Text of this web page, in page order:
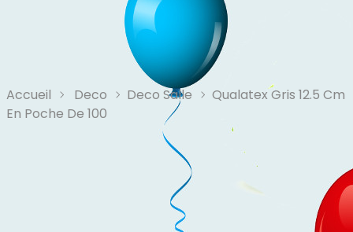
Accueil Deco Deco Salle
Qualatex Gris 12.5 Cm
En Poche De 100